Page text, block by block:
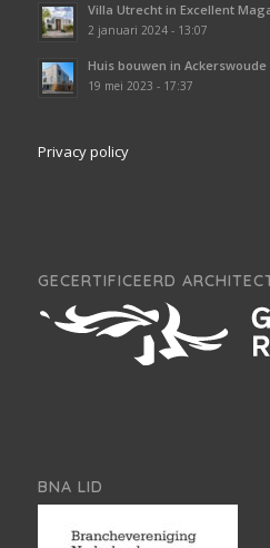
Villa Utrecht in Excellent
2 januari 2024 - 13:07
Huis bouwen in
19 mei 2023 - 17:37
Privacy policy
GECERTIFICEERD
BNA LID